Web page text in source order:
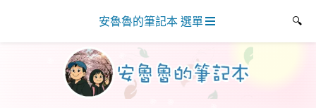
安魯魯的筆記本 選單